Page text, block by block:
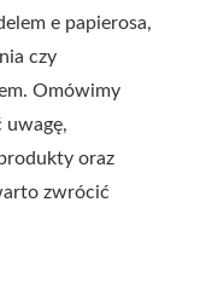
e papierosa,
czy
Omówimy
uwagę,
oraz
zwrócić